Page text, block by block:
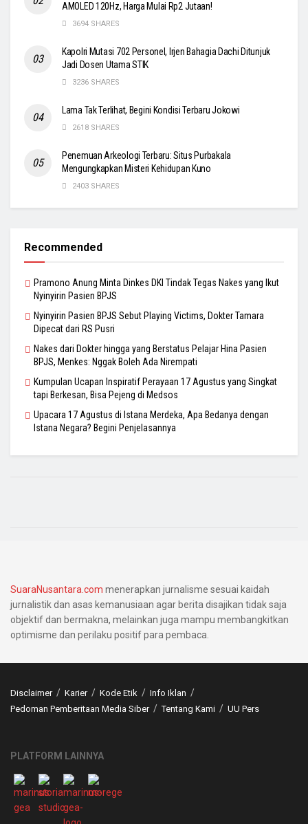
AMOLED 120Hz, Harga Mulai Rp2 Jutaan!
3694 SHARES
Kapolri Mutasi 702 Personel, Irjen Bahagia Dachi Ditunjuk
Jadi Dosen Utama STIK
3236 SHARES
Lama Tak Terlihat, Begini Kondisi Terbaru Jokowi
2618 SHARES
Penemuan Arkeologi Terbaru: Situs Purbakala
Mengungkapkan Misteri Kehidupan Kuno
2403 SHARES
Recommended
Pramono Anung Minta Dinkes DKI Tindak Tegas Nakes yang Ikut
Nyinyirin Pasien BPJS
Nyinyirin Pasien BPJS Sebut Playing Victims, Dokter Tamara
Dipecat dari RS Pusri
Nakes dari Dokter hingga yang Berstatus Pelajar Hina Pasien
BPJS, Menkes: Nggak Boleh Ada Nirempati
Kumpulan Ucapan Inspiratif Perayaan 17 Agustus yang Singkat
tapi Berkesan, Bisa Pejeng di Medsos
Upacara 17 Agustus di Istana Merdeka, Apa Bedanya dengan
Istana Negara? Begini Penjelasannya
SuaraNusantara.com menerapkan jurnalisme sesuai kaidah
jurnalistik dan asas kemanusiaan agar berita disajikan tidak saja
objektif dan bermakna, melainkan juga mampu membangkitkan
optimisme dan perilaku positif para pembaca.
Disclaimer Karier Kode Etik
Info Iklan
Pedoman Pemberitaan Media Siber
Tentang Kami UU Pers
PLATFORM LAINNYA